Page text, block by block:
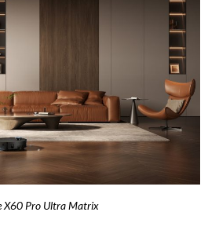
X60 Pro Ultra Matrix